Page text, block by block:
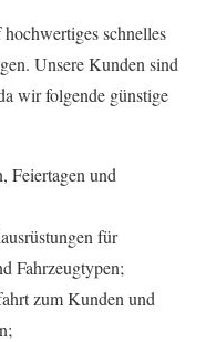
schnelles
Unsere Kunden sind
wir folgende günstige
Feiertagen und
für
Fahrzeugtypen;
zum Kunden und